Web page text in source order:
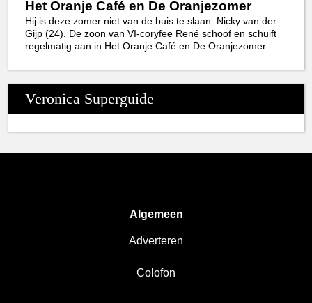
Het Oranje Café en De Oranjezomer
Hij is deze zomer niet van de buis te slaan: Nicky van der
Gijp (24). De zoon van VI-coryfee René schoof en schuift
regelmatig aan in Het Oranje Café en De Oranjezomer.
Veronica Superguide
Algemeen
Adverteren
Colofon